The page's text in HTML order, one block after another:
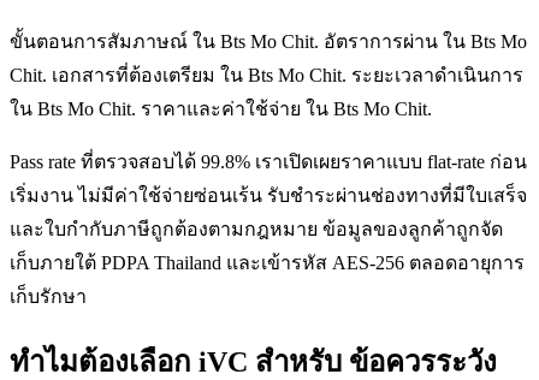
ขั้นตอนการสัมภาษณ์ ใน Bts Mo Chit. อัตราการผ่าน ใน Bts Mo
Chit. เอกสารที่ต้องเตรียม ใน Bts Mo Chit. ระยะเวลาดำเนินการ
ใน Bts Mo Chit. ราคาและค่าใช้จ่าย ใน Bts Mo Chit.
Pass rate ที่ตรวจสอบได้ 99.8% เราเปิดเผยราคาแบบ flat-rate ก่อน
เริ่มงาน ไม่มีค่าใช้จ่ายซ่อนเร้น รับชำระผ่านช่องทางที่มีใบเสร็จ
และใบกำกับภาษีถูกต้องตามกฎหมาย ข้อมูลของลูกค้าถูกจัด
เก็บภายใต้ PDPA Thailand และเข้ารหัส AES-256 ตลอดอายุการ
เก็บรักษา
ทำไมต้องเลือก iVC สำหรับ ข้อควรระวัง